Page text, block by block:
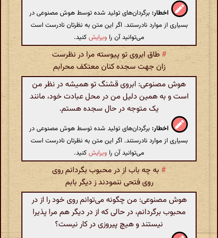
اخطار: برگردان‌های تولید شده توسط هوش مصنوعی در
بسیاری از موارد نادرستند. اگر این متن به نظرتان نادرست است
می‌توانید آن را ویرایشکنید.
# طاق ابروی تو پیوسته مرا در نظرست
زان جهت سجده کنان معتکف محرابم
هوش مصنوعی: ابروی قشنگ تو همیشه در نظر من
است و به همین دلیل من در محل عبادت خود، مانند
یک متوجه در حال سجده هستم.
اخطار: برگردان‌های تولید شده توسط هوش مصنوعی در
بسیاری از موارد نادرستند. اگر این متن به نظرتان نادرست است
می‌توانید آن را ویرایشکنید.
# به چه باب از در محبوب بگردانم روی
روی فتحی ننمودند ز دیگر بابم
هوش مصنوعی: من چگونه می‌توانم روی خود را از در
محبوب برگردانم، در حالی که از در دیگر هم مرا پذیرا
نیستند و هیچ پیروزی در کار نیست؟